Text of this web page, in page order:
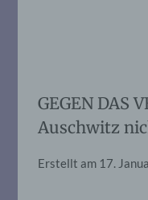
GEGEN DAS
Auschwitz
Erstellt am 17.